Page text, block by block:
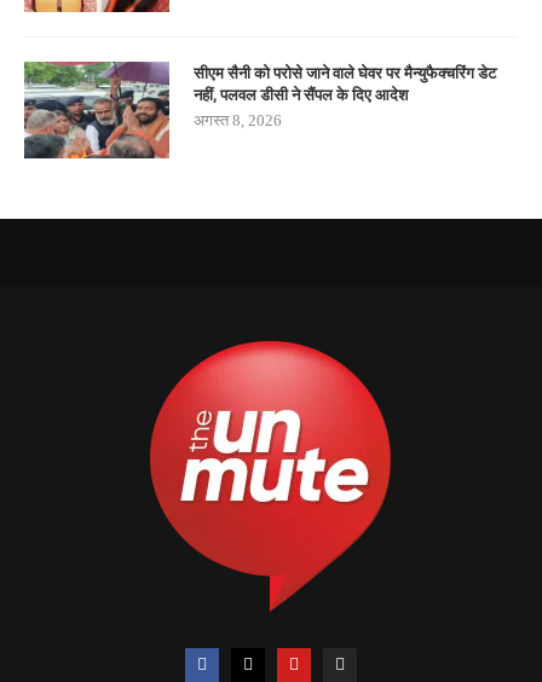
सीएम सैनी को परोसे जाने वाले घेवर पर मैन्युफैक्चरिंग डेट
नहीं, पलवल डीसी ने सैंपल के दिए आदेश
अगस्त 8, 2026